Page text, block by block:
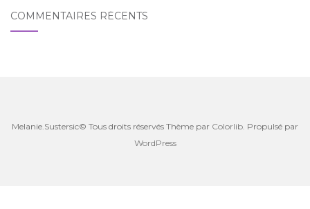
COMMENTAIRES RÉCENTS
Melanie.Sustersic© Tous droits réservés Thème par Colorlib. Propulsé par
WordPress